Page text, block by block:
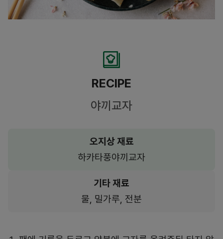
RECIPE
야끼교자
오지상 재료
하카타풍야끼교자
기타 재료
물, 밀가루, 전분